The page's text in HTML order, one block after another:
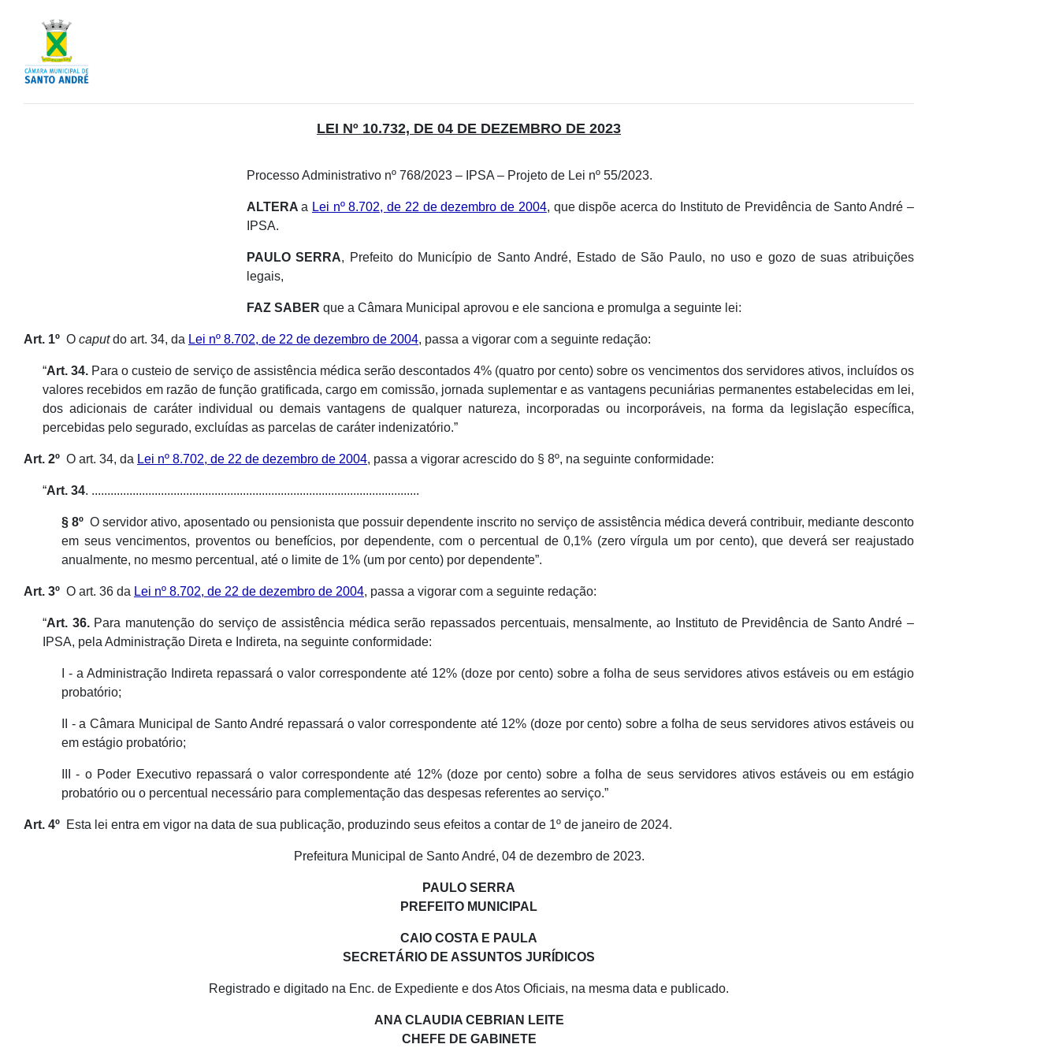
LEI Nº 10.732, DE 04 DE DEZEMBRO DE 2023
Processo Administrativo nº 768/2023 – IPSA – Projeto de Lei nº 55/2023.
ALTERAa Lei nº 8.702, de 22 de dezembro de 2004, que dispõe acerca do Instituto de Previdência de Santo André –
IPSA.
PAULO SERRA, Prefeito do Município de Santo André, Estado de São Paulo, no uso e gozo de suas atribuições
legais,
FAZ SABER que a Câmara Municipal aprovou e ele sanciona e promulga a seguinte lei:
Art. 1º O caputdo art. 34, da Lei nº 8.702, de 22 de dezembro de 2004, passa a vigorar com a seguinte redação:
“Art. 34. Para o custeio de serviço de assistência médica serão descontados 4% (quatro por cento) sobre os vencimentos dos servidores ativos, incluídos os
valores recebidos em razão de função gratificada, cargo em comissão, jornada suplementar e as vantagens pecuniárias permanentes estabelecidas em lei,
dos adicionais de caráter individual ou demais vantagens de qualquer natureza, incorporadas ou incorporáveis, na forma da legislação específica,
percebidas pelo segurado, excluídas as parcelas de caráter indenizatório.”
Art. 2º O art. 34, da Lei nº 8.702, de 22 de dezembro de 2004, passa a vigorar acrescido do § 8º, na seguinte conformidade:
“Art. 34. ........................................................................................................
§ 8º O servidor ativo, aposentado ou pensionista que possuir dependente inscrito no serviço de assistência médica deverá contribuir, mediante desconto
em seus vencimentos, proventos ou benefícios, por dependente, com o percentual de 0,1% (zero vírgula um por cento), que deverá ser reajustado
anualmente, no mesmo percentual, até o limite de 1% (um por cento) por dependente”.
Art. 3º O art. 36 da Lei nº 8.702, de 22 de dezembro de 2004, passa a vigorar com a seguinte redação:
“Art. 36.Para manutenção do serviço de assistência médica serão repassados percentuais, mensalmente, ao Instituto de Previdência de Santo André –
IPSA, pela Administração Direta e Indireta, na seguinte conformidade:
I - a Administração Indireta repassará o valor correspondente até 12% (doze por cento) sobre a folha de seus servidores ativos estáveis ou em estágio
probatório;
II - a Câmara Municipal de Santo André repassará o valor correspondente até 12% (doze por cento) sobre a folha de seus servidores ativos estáveis ou
em estágio probatório;
III - o Poder Executivo repassará o valor correspondente até 12% (doze por cento) sobre a folha de seus servidores ativos estáveis ou em estágio
probatório ou o percentual necessário para complementação das despesas referentes ao serviço.”
Art. 4º Esta lei entra em vigor na data de sua publicação, produzindo seus efeitos a contar de 1º de janeiro de 2024.
Prefeitura Municipal de Santo André, 04 de dezembro de 2023.
PAULO SERRA
PREFEITO MUNICIPAL
CAIO COSTA E PAULA
SECRETÁRIO DE ASSUNTOS JURÍDICOS
Registrado e digitado na Enc. de Expediente e dos Atos Oficiais, na mesma data e publicado.
ANA CLAUDIA CEBRIAN LEITE
CHEFE DE GABINETE